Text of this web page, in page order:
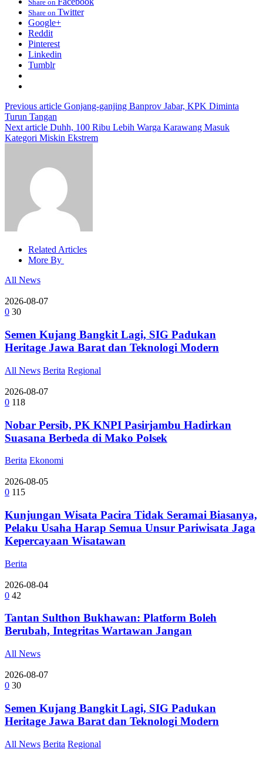
Share on
Share on Twitter
Google+
Reddit
Pinterest
Linkedin
Tumblr
Previous article Gonjang-ganjing Banprov Jabar, KPK Diminta
Turun Tangan
Next article Duhh, 100 Ribu Lebih Warga Karawang Masuk
Kategori Miskin Ekstrem
Related Articles
More By
All News
2026-08-07
0 30
Semen Kujang Bangkit Lagi, SIG Padukan
Heritage Jawa Barat dan Teknologi Modern
All News Berita Regional
2026-08-07
0 118
Nobar Persib, PK KNPI Pasirjambu Hadirkan
Suasana Berbeda di Mako Polsek
Berita Ekonomi
2026-08-05
0 115
Kunjungan Wisata Pacira Tidak Seramai Biasanya,
Pelaku Usaha Harap Semua Unsur Pariwisata Jaga
Kepercayaan Wisatawan
Berita
2026-08-04
0 42
Tantan Sulthon Bukhawan: Platform Boleh
Berubah, Integritas Wartawan Jangan
All News
2026-08-07
0 30
Semen Kujang Bangkit Lagi, SIG Padukan
Heritage Jawa Barat dan Teknologi Modern
All News Berita Regional